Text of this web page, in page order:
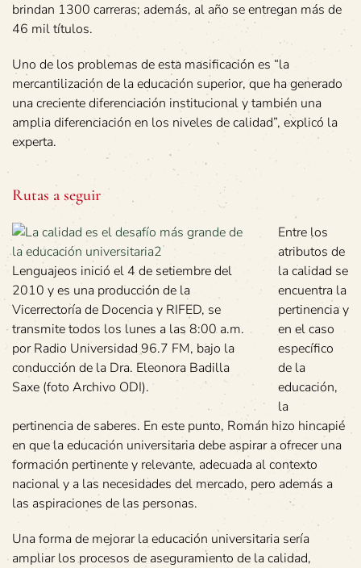
brindan 1300 carreras; además, al año se entregan más de
46 mil títulos.
Uno de los problemas de esta masificación es “la
mercantilización de la educación superior, que ha generado
una creciente diferenciación institucional y también una
amplia diferenciación en los niveles de calidad”, explicó la
experta.
Rutas a seguir
Lenguajeos inició el 4 de setiembre del
2010 y es una producción de la
Vicerrectoría de Docencia y RIFED, se
transmite todos los lunes a las 8:00 a.m.
por Radio Universidad 96.7 FM, bajo la
conducción de la Dra. Eleonora Badilla
Saxe (foto Archivo ODI).
Entre los
atributos de
la calidad se
encuentra la
pertinencia y
en el caso
específico
de la
educación,
la
pertinencia de saberes. En este punto, Román hizo hincapié
en que la educación universitaria debe aspirar a ofrecer una
formación pertinente y relevante, adecuada al contexto
nacional y a las necesidades del mercado, pero además a
las aspiraciones de las personas.
Una forma de mejorar la educación universitaria sería
ampliar los procesos de aseguramiento de la calidad,